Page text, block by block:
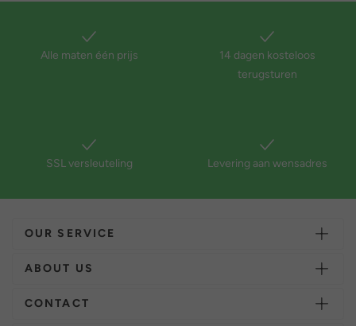
Alle maten één prijs
14 dagen kosteloos
terugsturen
SSL versleuteling Levering aan wensadres
OUR SERVICE
ABOUT US
CONTACT